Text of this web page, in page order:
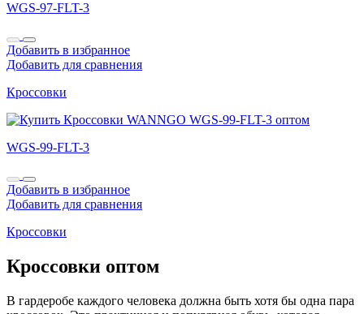
WGS-97-FLT-3
Добавить в избранное
Добавить для сравнения
Кроссовки
WGS-99-FLT-3
Добавить в избранное
Добавить для сравнения
Кроссовки
Кроссовки оптом
В гардеробе каждого человека должна быть хотя бы одна пара